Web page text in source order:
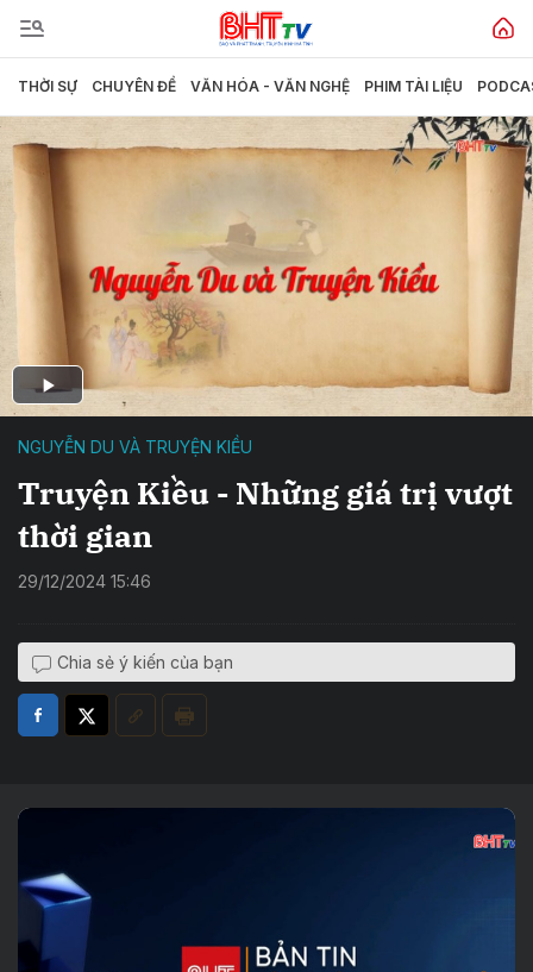
THỜI SỰ CHUYÊN ĐỀ VĂN HÓA - VĂN NGHỆ PHIM TÀI LIỆU
NGUYỄN DU VÀ TRUYỆN KIỀU
Truyện Kiều - Những giá trị vượt
thời gian
29/12/2024 15:46
Chia sẻ ý kiến của bạn